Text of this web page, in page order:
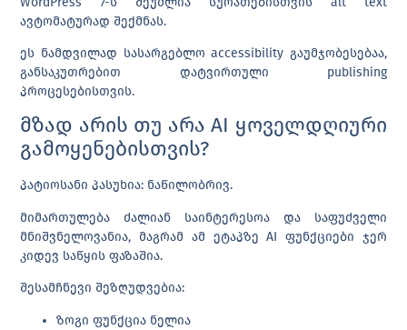
ავტომატურად შექმნას.
ეს ნამდვილად სასარგებლო accessibility გაუმჯობესებაა,
განსაკუთრებით დატვირთული publishing
პროცესებისთვის.
მზად არის თუ არა AI ყოველდღიური
გამოყენებისთვის?
პატიოსანი პასუხია: ნაწილობრივ.
მიმართულება ძალიან საინტერესოა და საფუძველი
მნიშვნელოვანია, მაგრამ ამ ეტაპზე AI ფუნქციები ჯერ
კიდევ საწყის ფაზაშია.
შესამჩნევი შეზღუდვებია:
ზოგი ფუნქცია ნელია